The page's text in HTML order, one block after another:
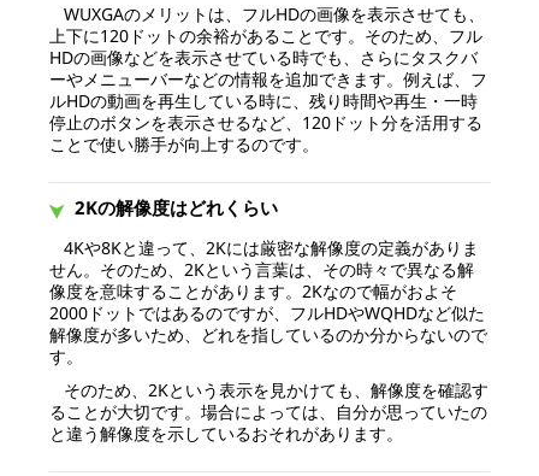
WUXGAのメリットは、フルHDの画像を表示させても、
上下に120ドットの余裕があることです。そのため、フル
HDの画像などを表示させている時でも、さらにタスクバ
ーやメニューバーなどの情報を追加できます。例えば、フ
ルHDの動画を再生している時に、残り時間や再生・一時
停止のボタンを表示させるなど、120ドット分を活用する
ことで使い勝手が向上するのです。
2Kの解像度はどれくらい
4Kや8Kと違って、2Kには厳密な解像度の定義がありま
せん。そのため、2Kという言葉は、その時々で異なる解
像度を意味することがあります。2Kなので幅がおよそ
2000ドットではあるのですが、フルHDやWQHDなど似た
解像度が多いため、どれを指しているのか分からないので
す。
そのため、2Kという表示を見かけても、解像度を確認す
ることが大切です。場合によっては、自分が思っていたの
と違う解像度を示しているおそれがあります。